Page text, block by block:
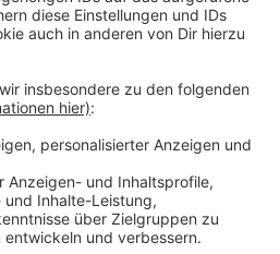
aus Leverkusen
Kritik an LVR